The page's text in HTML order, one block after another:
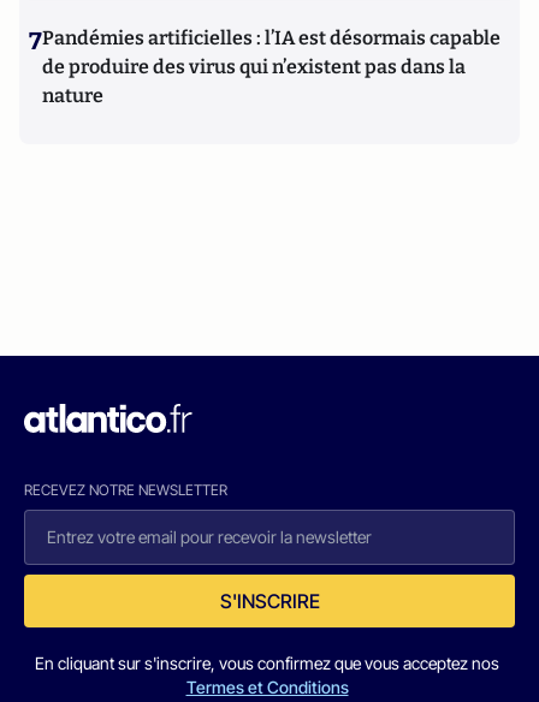
7Pandémies artificielles : l’IA est désormais capable
de produire des virus qui n’existent pas dans la
nature
RECEVEZ NOTRE NEWSLETTER
S'INSCRIRE
En cliquant sur s'inscrire, vous confirmez que vous acceptez nos
Termes et Conditions